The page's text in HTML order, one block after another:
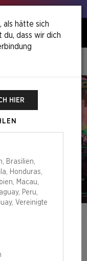
0
als hätte sich
dass wir dich
HIER
Brasilien,
Honduras,
Macau,
Peru,
Vereinigte